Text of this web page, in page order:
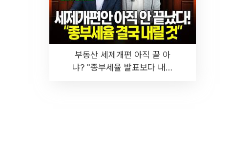
부동산 세제개편 아직 끝 아
냐? "종부세율 발표보다 내릴